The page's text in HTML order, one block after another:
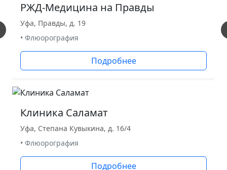
РЖД-Медицина на Правды
Уфа, Правды, д. 19
• Флюорография
Подробнее
Клиника Саламат
Уфа, Степана Кувыкина, д. 16/4
• Флюорография
Подробнее